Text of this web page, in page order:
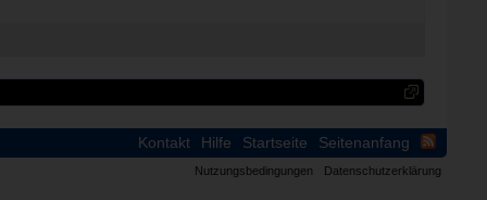
Kontakt Hilfe Startseite Seitenanfang
Nutzungsbedingungen Datenschutzerklärung